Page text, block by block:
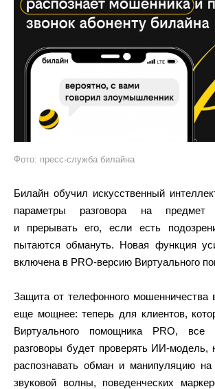
Фото: пресс-служба билайна
Билайн обучил искусственный
параметры разговора на предмет
и прерывать его, если есть
пытаются обмануть. Новая функция
включена в PRO-версию Виртуального
Защита от телефонного мошенничества
еще мощнее: теперь для клиентов,
Виртуального помощника PRO, все
разговоры будет проверять ИИ-модель,
распознавать обман и манипуляцию на
звуковой волны, поведенческих